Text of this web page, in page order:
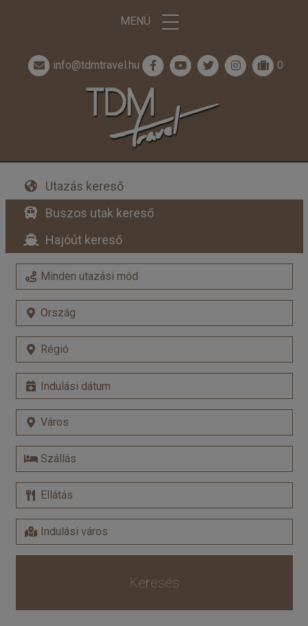
MENÜ
info@tdmtravel.hu 0
Utazás kereső
Buszos utak kereső
Hajóút kereső
Keresés